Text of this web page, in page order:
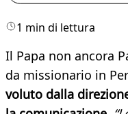
1 min di lettura
Il Papa non ancora
da missionario in
voluto dalla